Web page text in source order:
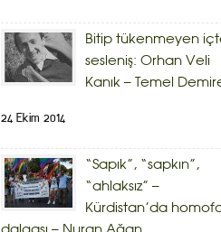
Bitip tükenmeyen
sesleniş: Orhan Veli
Kanık – Temel
24 Ekim 2014
“Sapık”, “sapkın”,
“ahlaksız” –
Kürdistan’da